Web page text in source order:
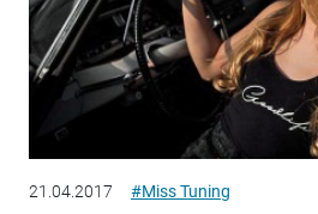
21.04.2017 #Miss Tuning